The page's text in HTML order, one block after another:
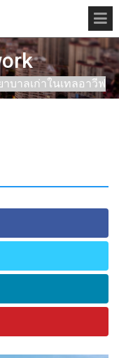
บาลเก่าในเทลอาวีฟ